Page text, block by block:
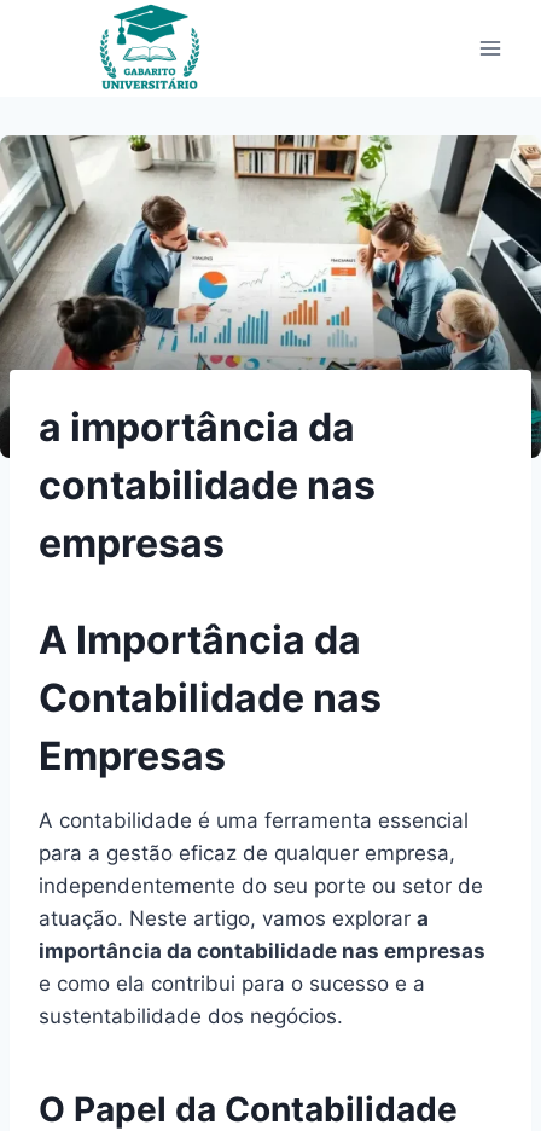
a importância da
contabilidade nas
empresas
A Importância da
Contabilidade nas
Empresas
A contabilidade é uma ferramenta essencial
para a gestão eficaz de qualquer empresa,
independentemente do seu porte ou setor de
atuação. Neste artigo, vamos explorar a
importância da contabilidade nas empresas
e como ela contribui para o sucesso e a
sustentabilidade dos negócios.
O Papel da Contabilidade